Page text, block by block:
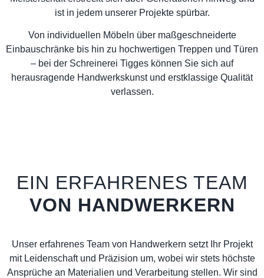
ist in jedem unserer Projekte spürbar.
Von individuellen Möbeln über maßgeschneiderte
Einbauschränke bis hin zu hochwertigen Treppen und Türen
– bei der Schreinerei Tigges können Sie sich auf
herausragende Handwerkskunst und erstklassige Qualität
verlassen.
EIN ERFAHRENES TEAM
VON HANDWERKERN
Unser erfahrenes Team von Handwerkern setzt Ihr Projekt
mit Leidenschaft und Präzision um, wobei wir stets höchste
Ansprüche an Materialien und Verarbeitung stellen. Wir sind